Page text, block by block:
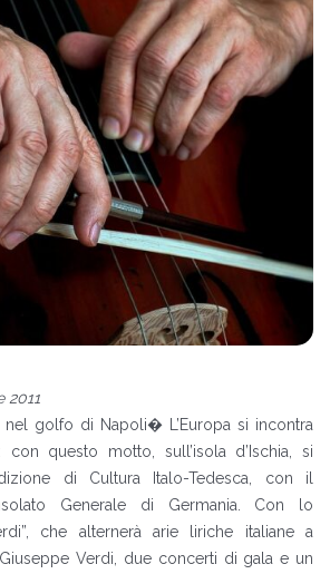
2011
nel golfo di Napoli� L’Europa si incontra
questo motto, sull’isola d’Ischia, si
di Cultura Italo-Tedesca, con il
Generale di Germania. Con lo
che alternerà arie liriche italiane a
Verdi, due concerti di gala e un